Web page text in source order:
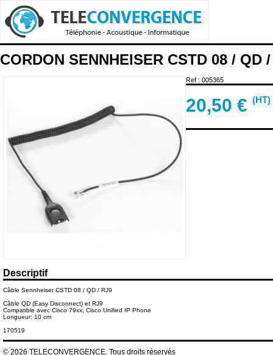
CORDON SENNHEISER CSTD 08 / QD
Ref : 005365
20,50 € (HT)
Descriptif
Câble Sennheiser CSTD 08 / QD / RJ9
Câble QD (Easy Disconnect) et RJ9
Compatible avec Cisco 79xx, Cisco Unified IP Phone
Longueur: 10 cm
170519
© 2026 TELECONVERGENCE. Tous droits réservés